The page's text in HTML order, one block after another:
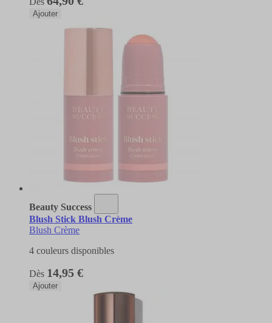
Ajouter
Beauty Success
Blush Stick Blush Crème
Blush Crème
4 couleurs disponibles
Dès 14,95 €
Ajouter